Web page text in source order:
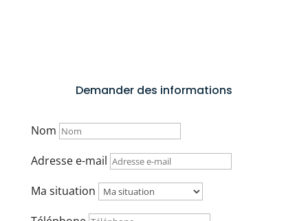
Demander des informations
Nom
Adresse e-mail
Ma situation